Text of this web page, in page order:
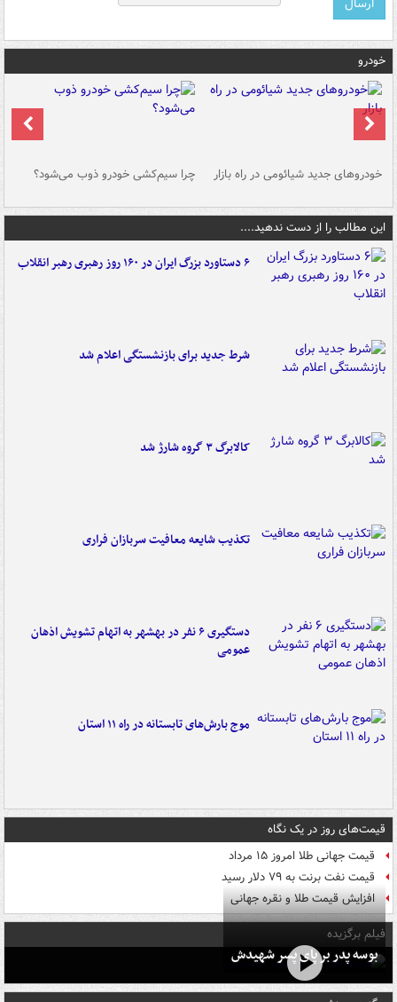
خودرو
خودروهای جدید شیائومی در راه بازار چرا سیم‌کشی خودرو ذوب می‌شود؟
این مطالب را از دست ندهید....
۶ دستاورد بزرگ ایران در ۱۶۰ روز رهبری رهبر انقلاب
شرط جدید برای بازنشستگی اعلام شد
کالابرگ ۳ گروه شارژ شد
تکذیب شایعه معافیت سربازان فراری
دستگیری ۶ نفر در بهشهر به اتهام تشویش اذهان
عمومی
موج بارش‌های تابستانه در راه ۱۱ استان
قیمت‌های روز در یک نگاه
قیمت جهانی طلا امروز ۱۵ مرداد
قیمت نفت برنت به ۷۹ دلار رسید
افزایش قیمت طلا و نقره جهانی
فیلم برگزیده
بوسه‌ پدر بر پای پسر شهیدش